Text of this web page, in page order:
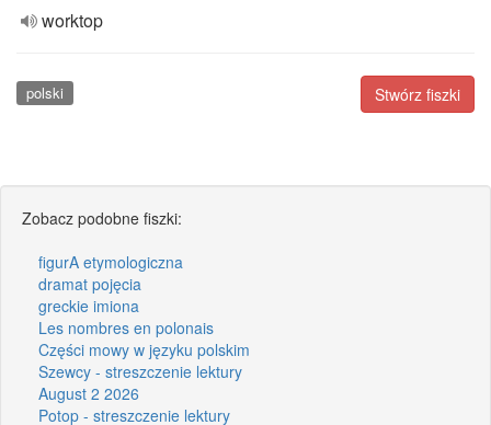
worktop
Stwórz fiszki
polski
Zobacz podobne fiszki:
figurA etymologiczna
dramat pojęcia
greckie imiona
Les nombres en polonais
Części mowy w języku polskim
Szewcy - streszczenie lektury
August 2 2026
Potop - streszczenie lektury